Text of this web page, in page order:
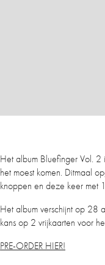
Het album Bluefinger Vol.
het moest komen. Ditmaal
knoppen en deze keer met
Het album verschijnt op 28
kans op 2 vrijkaarten voor
PRE-ORDER HIER!